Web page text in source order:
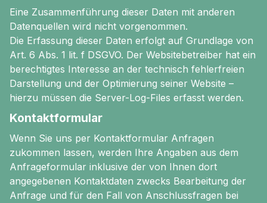
Eine Zusammenführung dieser Daten mit anderen
Datenquellen wird nicht vorgenommen.
Die Erfassung dieser Daten erfolgt auf Grundlage von
Art. 6 Abs. 1 lit. f DSGVO. Der Websitebetreiber hat ein
berechtigtes Interesse an der technisch fehlerfreien
Darstellung und der Optimierung seiner Website –
hierzu müssen die Server-Log-Files erfasst werden.
Kontaktformular
Wenn Sie uns per Kontaktformular Anfragen
zukommen lassen, werden Ihre Angaben aus dem
Anfrageformular inklusive der von Ihnen dort
angegebenen Kontaktdaten zwecks Bearbeitung der
Anfrage und für den Fall von Anschlussfragen bei